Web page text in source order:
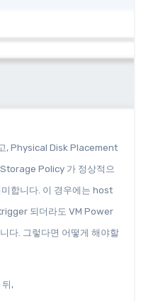
, Physical Disk Placement
Policy 가 정상적으
합니다. 이 경우에는 host
되더라도 VM Power
다. 그렇다면 어떻게 해야할
뒤,